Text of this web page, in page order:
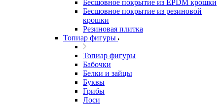
Бесшовное покрытие из EPDM крошки
Бесшовное покрытие из резиновой
крошки
Резиновая плитка
Топиар фигуры
Топиар фигуры
Бабочки
Белки и зайцы
Буквы
Грибы
Лоси